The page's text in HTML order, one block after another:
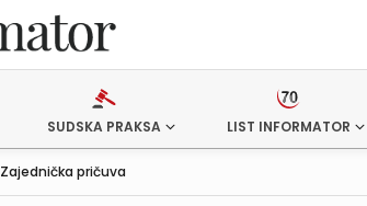
SUDSKA PRAKSA LIST INFORMATOR
Zajednička pričuva